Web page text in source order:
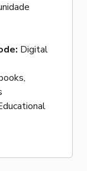
: Digital